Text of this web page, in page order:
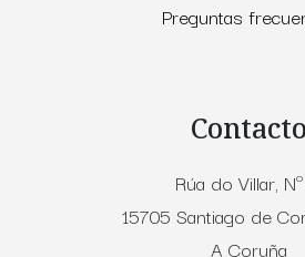
Preguntas
Contacto
Rúa do Villar, Nº
15705 Santiago de
A Coruña